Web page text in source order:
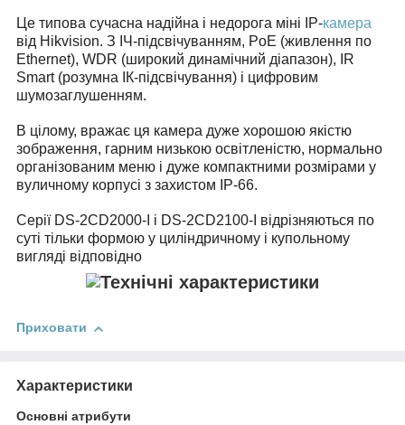
Це типова сучасна надійна і недорога міні IP-камера
від Hikvision. З ІЧ-підсвічуванням, PoE (живлення по
Ethernet), WDR (широкий динамічний діапазон), IR
Smart (розумна ІК-підсвічування) і цифровим
шумозаглушенням.
В цілому, вражає ця камера дуже хорошою якістю
зображення, гарним низькою освітленістю, нормально
організованим меню і дуже компактними розмірами у
вуличному корпусі з захистом IP-66.
Серії DS-2CD2000-I і DS-2CD2100-I відрізняються по
суті тільки формою у циліндричному і купольному
вигляді відповідно
Приховати
Характеристики
Основні атрибути